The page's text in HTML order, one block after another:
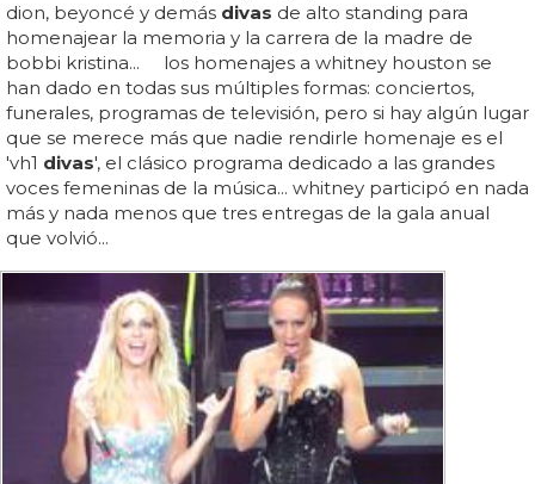
dion, beyoncé y demás divas de alto standing para
homenajear la memoria y la carrera de la madre de
bobbi kristina... los homenajes a whitney houston se
han dado en todas sus múltiples formas: conciertos,
funerales, programas de televisión, pero si hay algún lugar
que se merece más que nadie rendirle homenaje es el
'vh1 divas', el clásico programa dedicado a las grandes
voces femeninas de la música... whitney participó en nada
más y nada menos que tres entregas de la gala anual
que volvió...